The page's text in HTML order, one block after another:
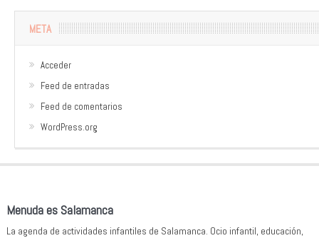
META
Acceder
Feed de entradas
Feed de comentarios
WordPress.org
Menuda es Salamanca
La agenda de actividades infantiles de Salamanca. Ocio infantil, educación,